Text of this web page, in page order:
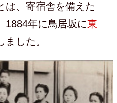
は、寄宿舎を備えた
1884年に鳥居坂に東
ました。